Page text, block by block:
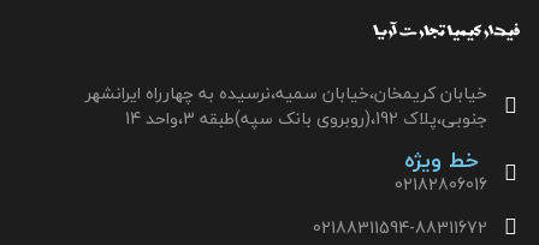
خیابان کریمخان،خیابان سمیه،نرسیده به چهارراه ایرانشهر
جنوبی،پلاک 192،(روبروی بانک سپه)طبقه 3،واحد 14
خط ویژه
02182806016
02188311594-88311672